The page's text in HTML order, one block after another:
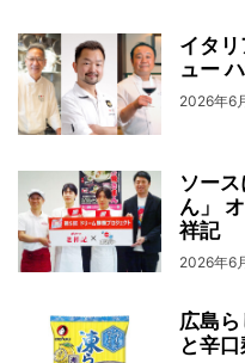
イタ
ュー
2026年6
ソー
ん」
祥記
2026年6
広島
と辛